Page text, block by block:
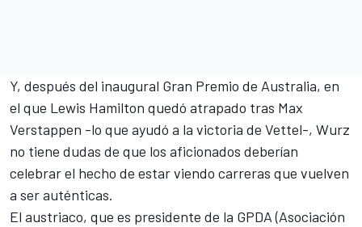
Y, después del inaugural Gran Premio de Australia, en
el que Lewis Hamilton quedó atrapado tras Max
Verstappen -lo que ayudó a la victoria de Vettel-, Wurz
no tiene dudas de que los aficionados deberían
celebrar el hecho de estar viendo carreras que vuelven
a ser auténticas.
El austriaco, que es presidente de la GPDA (Asociación